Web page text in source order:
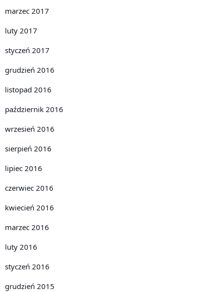
marzec 2017
luty 2017
styczeń 2017
grudzień 2016
listopad 2016
październik 2016
wrzesień 2016
sierpień 2016
lipiec 2016
czerwiec 2016
kwiecień 2016
marzec 2016
luty 2016
styczeń 2016
grudzień 2015